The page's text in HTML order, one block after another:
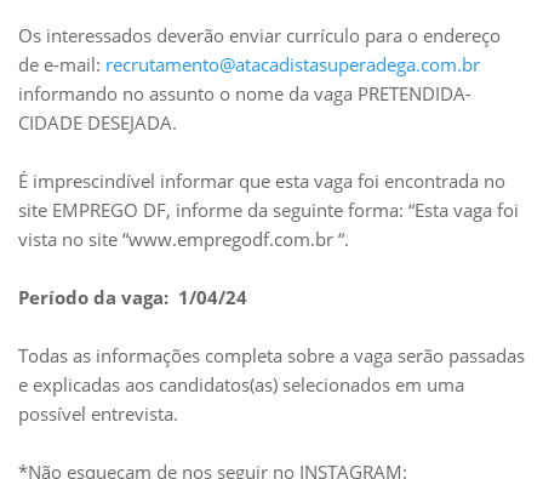
Os interessados deverão enviar currículo para o endereço
de e-mail: recrutamento@atacadistasuperadega.com.br
informando no assunto o nome da vaga PRETENDIDA-
CIDADE DESEJADA.
É imprescindível informar que esta vaga foi encontrada no
site EMPREGO DF, informe da seguinte forma: “Esta vaga foi
vista no site “www.empregodf.com.br “.
Período da vaga: 1/04/24
Todas as informações completa sobre a vaga serão passadas
e explicadas aos candidatos(as) selecionados em uma
possível entrevista.
*Não esqueçam de nos seguir no INSTAGRAM: